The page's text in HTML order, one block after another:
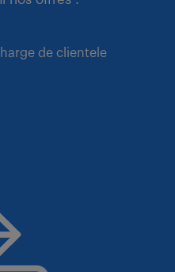
de clientele